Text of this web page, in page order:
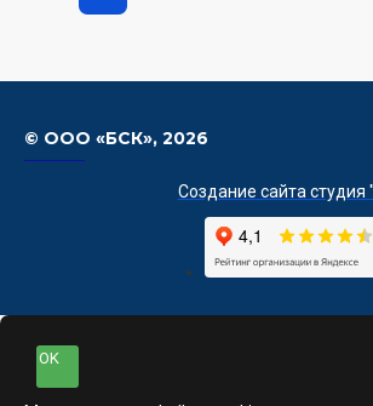
© ООО «БСК», 2026
Создание сайта студия
OK